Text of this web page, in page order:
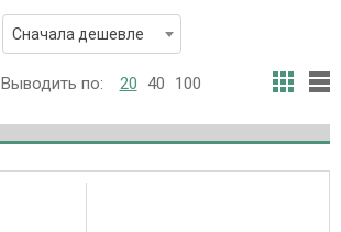
Сначала дешевле
Выводить по: 20 40 100